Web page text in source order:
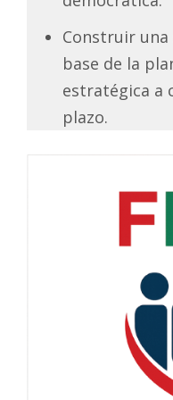
Construir una
base de la
estratégica a
plazo.